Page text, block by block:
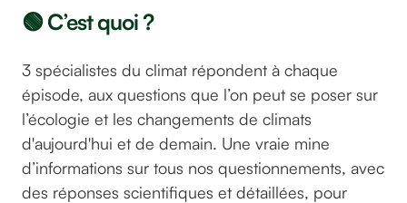
🟢 C’est quoi ?
3 spécialistes du climat répondent à chaque
épisode, aux questions que l’on peut se poser sur
l’écologie et les changements de climats
d'aujourd'hui et de demain. Une vraie mine
d’informations sur tous nos questionnements, avec
des réponses scientifiques et détaillées, pour